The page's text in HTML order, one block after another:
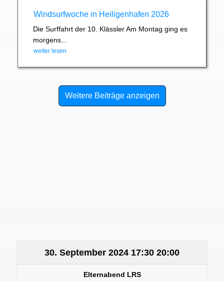
Windsurfwoche in Heiligenhafen 2026
Die Surffahrt der 10. Klässler Am Montag ging es
morgens...
weiter lesen
Weitere Beiträge anzeigen
30. September 2024 17:30 20:00
Elternabend LRS